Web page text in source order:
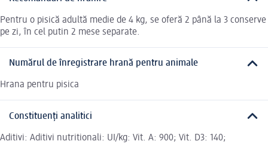
Pentru o pisică adultă medie de 4 kg, se oferă 2 până la 3 conserve
pe zi, în cel putin 2 mese separate.
Numărul de înregistrare hrană pentru animale
Hrana pentru pisica
Constituenți analitici
Aditivi: Aditivi nutritionali: UI/kg: Vit. A: 900; Vit. D3: 140;